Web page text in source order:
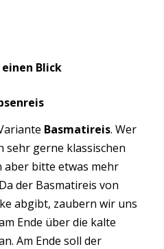
Blick
Basmatireis. Wer
sehr gerne klassischen
aber bitte etwas mehr
der Basmatireis von
abgibt, zaubern wir uns
Ende über die kalte
Am Ende soll der